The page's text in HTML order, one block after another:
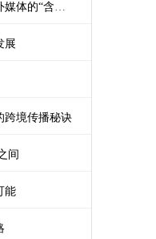
品牌出海必看：如何判断海外媒体的“含金量”？
展
跨境传播秘诀
间
能